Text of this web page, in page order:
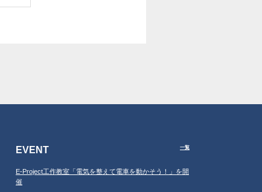
EVENT 一覧
E-Project工作教室「電気を整えて電車を動かそう！」を開
催